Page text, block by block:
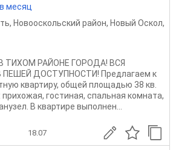
месяц
, Новооскольский район, Новый Оскол,
ТИХОМ РАЙОНЕ ГОРОДА! ВСЯ
ДОСТУПНОСТИ! Предлагаем к
квартиру, общей площадью 38 кв.
гостиная, спальная комната,
В квартире выполнен...
18.07